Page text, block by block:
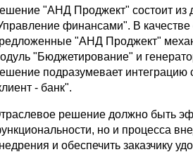
"АНД Проджект" состоит из
финансами". В
"АНД Проджект"
"Бюджетирование" и
подразумевает
- банк".
решение должно быть
но и процесса
и обеспечить заказчику